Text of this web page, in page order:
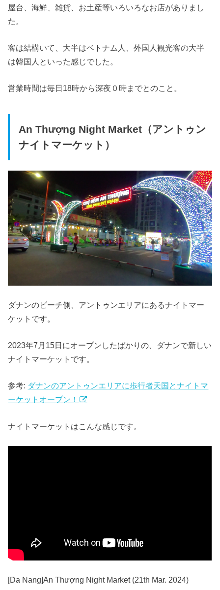
屋台、海鮮、雑貨、お土産等いろいろなお店がありまし
た。
客は結構いて、大半はベトナム人、外国人観光客の大半
は韓国人といった感じでした。
営業時間は毎日18時から深夜０時までとのこと。
An Thượng Night Market（アントゥン
ナイトマーケット）
ダナンのビーチ側、アントゥンエリアにあるナイトマー
ケットです。
2023年7月15日にオープンしたばかりの、ダナンで新しい
ナイトマーケットです。
参考: ダナンのアントゥンエリアに歩行者天国とナイトマ
ーケットオープン！
ナイトマーケットはこんな感じです。
[Da Nang]An Thượng Night Market (21th Mar. 2024)